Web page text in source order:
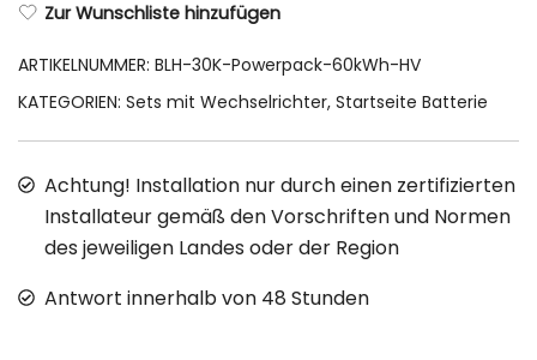
Zur Wunschliste hinzufügen
ARTIKELNUMMER: BLH-30K-Powerpack-60kWh-HV
KATEGORIEN: Sets mit Wechselrichter, Startseite Batterie
Achtung! Installation nur durch einen zertifizierten
Installateur gemäß den Vorschriften und Normen
des jeweiligen Landes oder der Region
Antwort innerhalb von 48 Stunden